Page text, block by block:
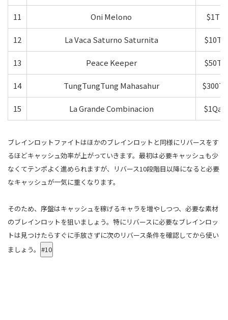
11 Oni Melono $1T
12 La Vaca Saturno Saturnita $10T
13 Peace Keeper $50T
14 TungTungTung Mahasahur $300T
15 La Grande Combinacion $1Qa
ブレインロットファイトはほかのブレインロットと同様にリバースをす
るほどキャッシュ効率が上がっていきます。最初は必要キャッシュも少
なくてテンポよく進められますが、リバース10段階目以降になると必要
なキャッシュが一気に重くなります。
そのため、序盤はキャッシュを稼げるキャラを増やしつつ、必要な素材
のブレインロットを狙いましょう。特にリバースに必要なブレインロッ
トは見つけたらすぐに手放さずに次のリバース条件を確認してから使い
ましょう。 #10